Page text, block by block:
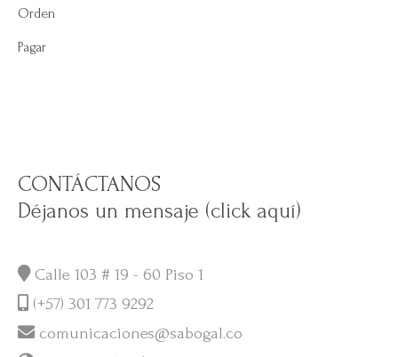
Orden
Pagar
CONTÁCTANOS
Déjanos un mensaje (click aquí)
Calle 103 # 19 - 60 Piso 1
(+57) 301 773 9292
comunicaciones@sabogal.co